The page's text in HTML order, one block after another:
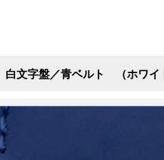
文字盤／青ベルト （ホワイ